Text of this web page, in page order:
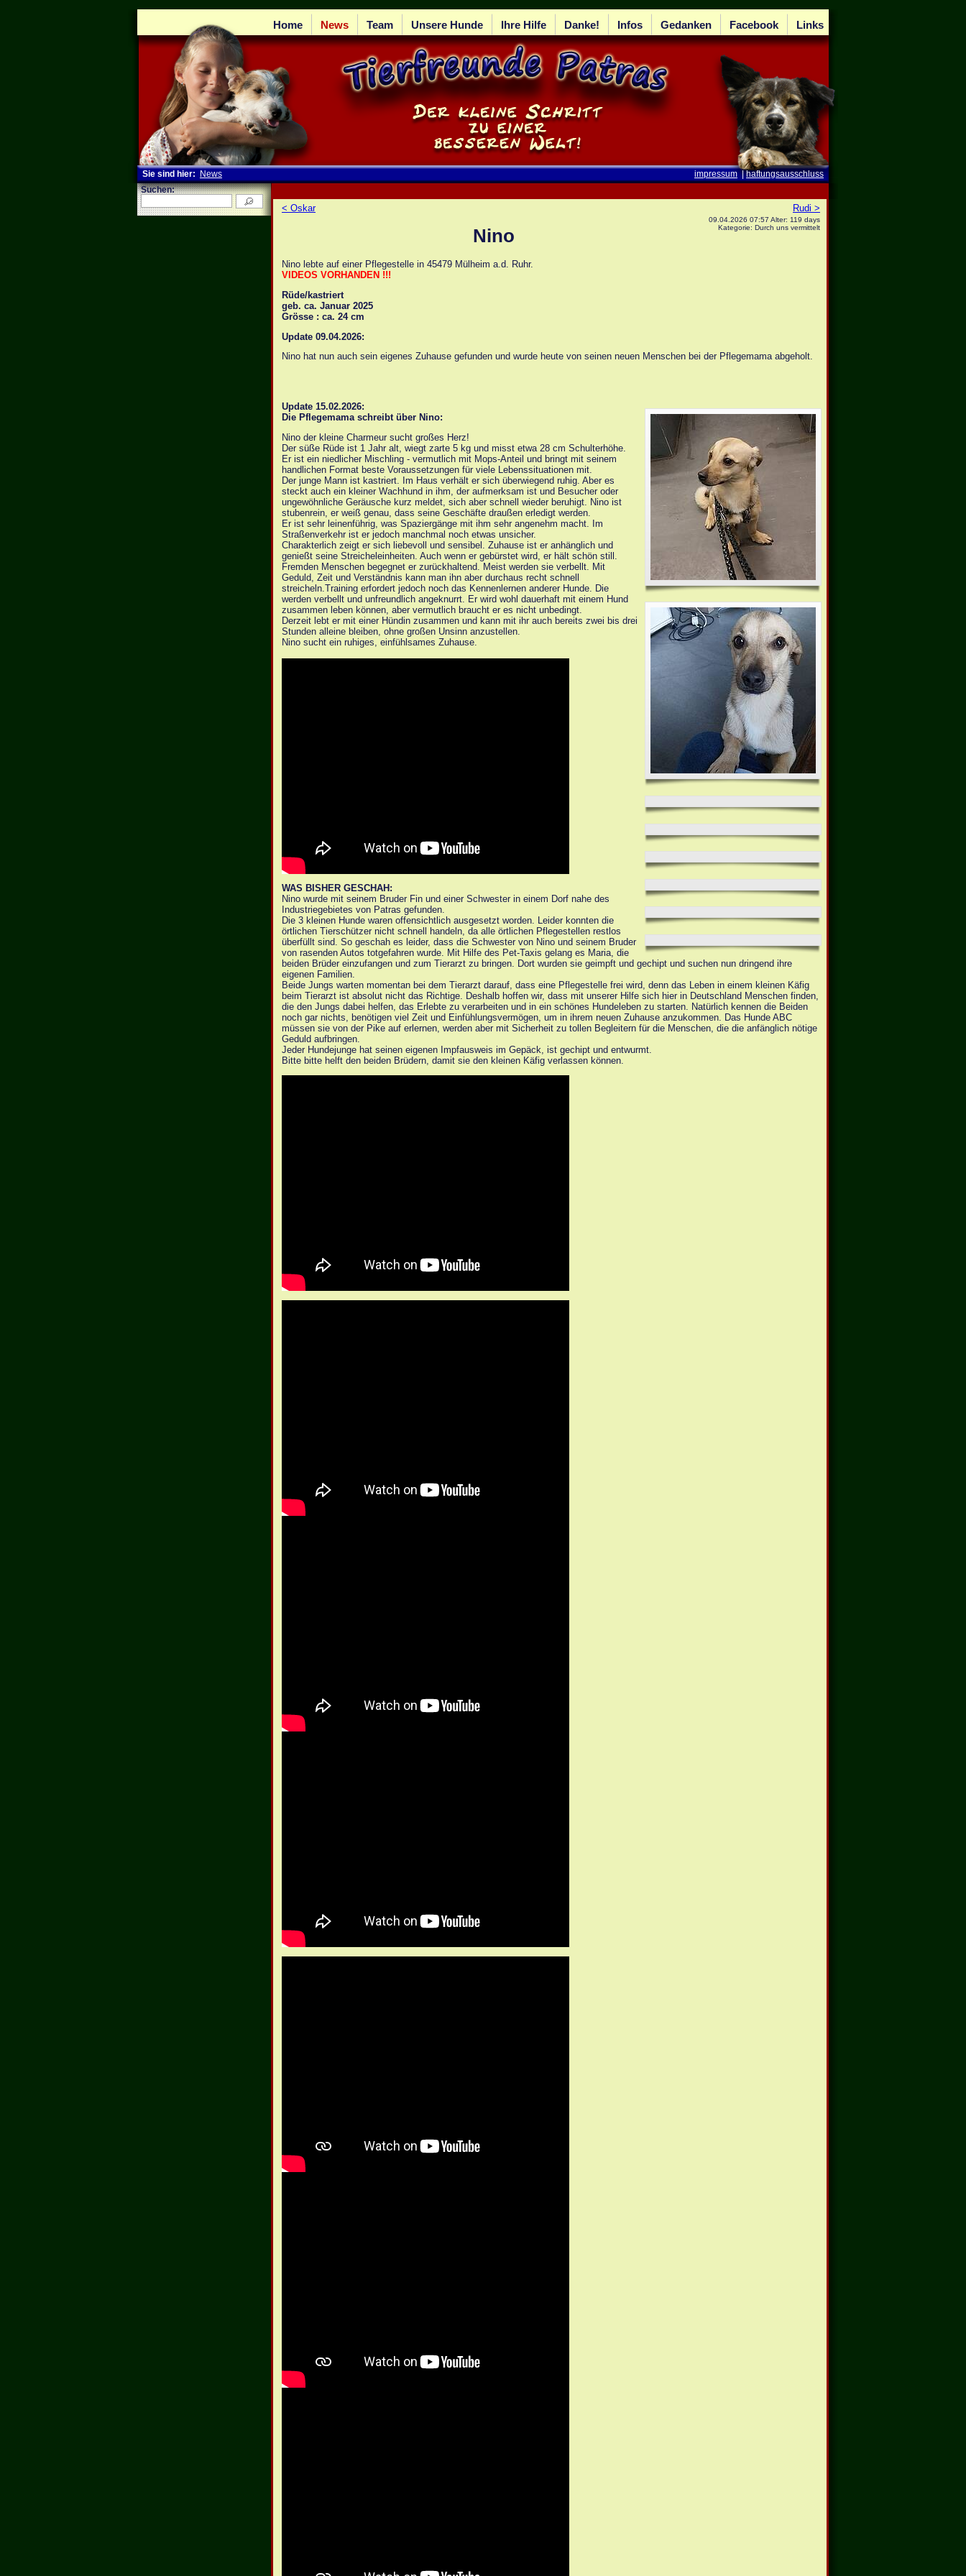
Home News Team Unsere Hunde Ihre Hilfe Danke! Infos Gedanken Facebook Links
Sie sind hier: News impressum|haftungsausschluss
Suchen:
Rudi >
< Oskar
09.04.2026 07:57 Alter: 119 days
Kategorie: Durch uns vermittelt
Nino
Nino lebte auf einer Pflegestelle in 45479 Mülheim a.d. Ruhr.
VIDEOS VORHANDEN !!!
Rüde/kastriert
geb. ca. Januar 2025
Grösse : ca. 24 cm
Update 09.04.2026:
Nino hat nun auch sein eigenes Zuhause gefunden und wurde heute von seinen neuen Menschen bei der Pflegemama abgeholt.
Update 15.02.2026:
Die Pflegemama schreibt über Nino:
Nino der kleine Charmeur sucht großes Herz!
Der süße Rüde ist 1 Jahr alt, wiegt zarte 5 kg und misst etwa 28 cm Schulterhöhe.
Er ist ein niedlicher Mischling - vermutlich mit Mops-Anteil und bringt mit seinem
handlichen Format beste Voraussetzungen für viele Lebenssituationen mit.
Der junge Mann ist kastriert. Im Haus verhält er sich überwiegend ruhig. Aber es
steckt auch ein kleiner Wachhund in ihm, der aufmerksam ist und Besucher oder
ungewöhnliche Geräusche kurz meldet, sich aber schnell wieder beruhigt. Nino ist
stubenrein, er weiß genau, dass seine Geschäfte draußen erledigt werden.
Er ist sehr leinenführig, was Spaziergänge mit ihm sehr angenehm macht. Im
Straßenverkehr ist er jedoch manchmal noch etwas unsicher.
Charakterlich zeigt er sich liebevoll und sensibel. Zuhause ist er anhänglich und
genießt seine Streicheleinheiten. Auch wenn er gebürstet wird, er hält schön still.
Fremden Menschen begegnet er zurückhaltend. Meist werden sie verbellt. Mit
Geduld, Zeit und Verständnis kann man ihn aber durchaus recht schnell
streicheln.Training erfordert jedoch noch das Kennenlernen anderer Hunde. Die
werden verbellt und unfreundlich angeknurrt. Er wird wohl dauerhaft mit einem Hund
zusammen leben können, aber vermutlich braucht er es nicht unbedingt.
Derzeit lebt er mit einer Hündin zusammen und kann mit ihr auch bereits zwei bis drei
Stunden alleine bleiben, ohne großen Unsinn anzustellen.
Nino sucht ein ruhiges, einfühlsames Zuhause.
WAS BISHER GESCHAH:
Nino wurde mit seinem Bruder Fin und einer Schwester in einem Dorf nahe des
Industriegebietes von Patras gefunden.
Die 3 kleinen Hunde waren offensichtlich ausgesetzt worden. Leider konnten die
örtlichen Tierschützer nicht schnell handeln, da alle örtlichen Pflegestellen restlos
überfüllt sind. So geschah es leider, dass die Schwester von Nino und seinem Bruder
von rasenden Autos totgefahren wurde. Mit Hilfe des Pet-Taxis gelang es Maria, die
beiden Brüder einzufangen und zum Tierarzt zu bringen. Dort wurden sie geimpft und gechipt und suchen nun dringend ihre
eigenen Familien.
Beide Jungs warten momentan bei dem Tierarzt darauf, dass eine Pflegestelle frei wird, denn das Leben in einem kleinen Käfig
beim Tierarzt ist absolut nicht das Richtige. Deshalb hoffen wir, dass mit unserer Hilfe sich hier in Deutschland Menschen finden,
die den Jungs dabei helfen, das Erlebte zu verarbeiten und in ein schönes Hundeleben zu starten. Natürlich kennen die Beiden
noch gar nichts, benötigen viel Zeit und Einfühlungsvermögen, um in ihrem neuen Zuhause anzukommen. Das Hunde ABC
müssen sie von der Pike auf erlernen, werden aber mit Sicherheit zu tollen Begleitern für die Menschen, die die anfänglich nötige
Geduld aufbringen.
Jeder Hundejunge hat seinen eigenen Impfausweis im Gepäck, ist gechipt und entwurmt.
Bitte bitte helft den beiden Brüdern, damit sie den kleinen Käfig verlassen können.